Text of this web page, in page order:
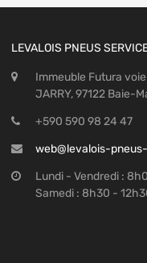
LEVALOIS PNEUS
Immeuble Futura
JARRY, 97122 Baie-
+590 590 98 24 47
web@levalois-
Lundi - Vendredi :
Samedi : 8h30 -